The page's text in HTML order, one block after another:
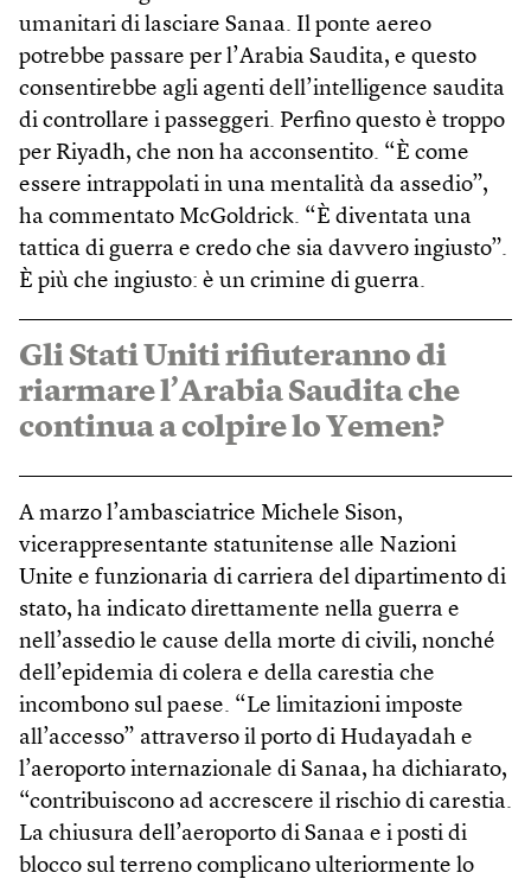
umanitari di lasciare Sanaa. Il ponte aereo
potrebbe passare per l’Arabia Saudita, e questo
consentirebbe agli agenti dell’intelligence saudita
di controllare i passeggeri. Perfino questo è troppo
per Riyadh, che non ha acconsentito. “È come
essere intrappolati in una mentalità da assedio”,
ha commentato McGoldrick. “È diventata una
tattica di guerra e credo che sia davvero ingiusto”.
È più che ingiusto: è un crimine di guerra.
Gli Stati Uniti rifiuteranno di
riarmare l’Arabia Saudita che
continua a colpire lo Yemen?
A marzo l’ambasciatrice Michele Sison,
vicerappresentante statunitense alle Nazioni
Unite e funzionaria di carriera del dipartimento di
stato, ha indicato direttamente nella guerra e
nell’assedio le cause della morte di civili, nonché
dell’epidemia di colera e della carestia che
incombono sul paese. “Le limitazioni imposte
all’accesso” attraverso il porto di Hudayadah e
l’aeroporto internazionale di Sanaa, ha dichiarato,
“contribuiscono ad accrescere il rischio di carestia.
La chiusura dell’aeroporto di Sanaa e i posti di
blocco sul terreno complicano ulteriormente lo